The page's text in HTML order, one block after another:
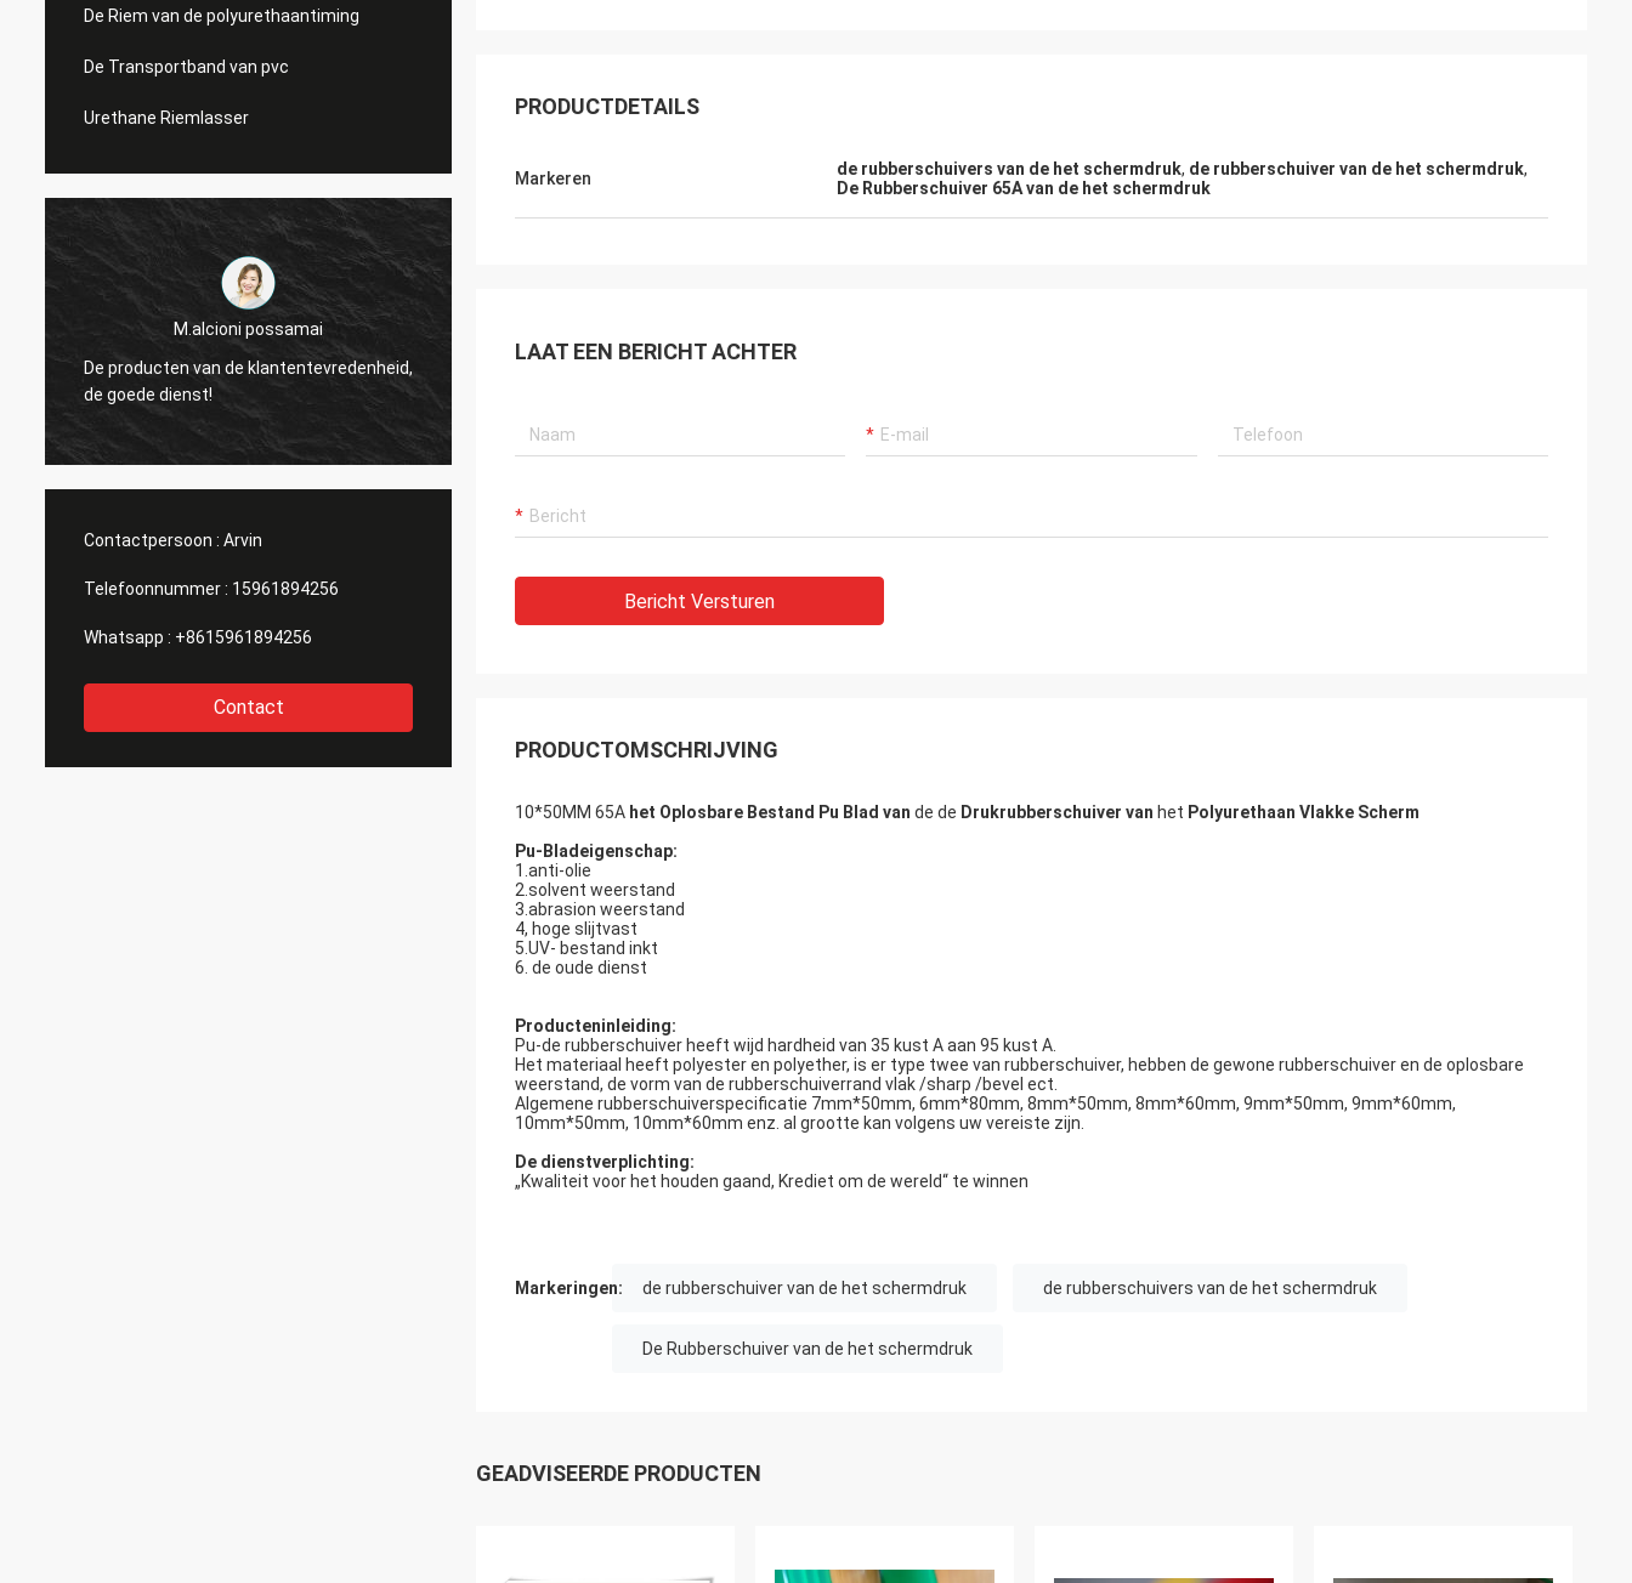
De Riem van de polyurethaantiming
De Transportband van pvc
Urethane Riemlasser
M.alcioni possamai
De producten van de klantentevredenheid,
de goede dienst!
Contactpersoon : Arvin
Telefoonnummer : 15961894256
Whatsapp : +8615961894256
Contact
PRODUCTDETAILS
Markeren de rubberschuivers van de het schermdruk, de rubberschuiver van de het schermdruk,
De Rubberschuiver 65A van de het schermdruk
LAAT EEN BERICHT ACHTER
Bericht Versturen
PRODUCTOMSCHRIJVING
10*50MM 65A het Oplosbare Bestand Pu Blad van de de Drukrubberschuiver van het Polyurethaan Vlakke Scherm
Pu-Bladeigenschap:
1.anti-olie
2.solvent weerstand
3.abrasion weerstand
4, hoge slijtvast
5.UV- bestand inkt
6. de oude dienst
Producteninleiding:
Pu-de rubberschuiver heeft wijd hardheid van 35 kust A aan 95 kust A.
Het materiaal heeft polyester en polyether, is er type twee van rubberschuiver, hebben de gewone rubberschuiver en de oplosbare
weerstand, de vorm van de rubberschuiverrand vlak /sharp /bevel ect.
Algemene rubberschuiverspecificatie 7mm*50mm, 6mm*80mm, 8mm*50mm, 8mm*60mm, 9mm*50mm, 9mm*60mm,
10mm*50mm, 10mm*60mm enz. al grootte kan volgens uw vereiste zijn.
De dienstverplichting:
„Kwaliteit voor het houden gaand, Krediet om de wereld“ te winnen
Markeringen: de rubberschuiver van de het schermdruk de rubberschuivers van de het schermdruk
De Rubberschuiver van de het schermdruk
GEADVISEERDE PRODUCTEN